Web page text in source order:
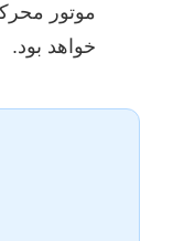
موتور
خواهد بود.